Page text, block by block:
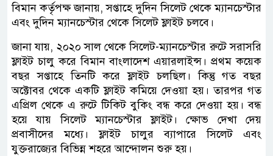
বিমান কর্তৃপক্ষ জানায়, সপ্তাহে দুদিন সিলেট থেকে ম্যানচেস্টার
এবং দুদিন ম্যানচেস্টার থেকে সিলেট ফ্লাইট চলবে।
জানা যায়, ২০২০ সাল থেকে সিলেট-ম্যানচেস্টার রুটে সরাসরি
ফ্লাইট চালু করে বিমান বাংলাদেশ এয়ারলাইন্স। প্রথম কয়েক
বছর সপ্তাহে তিনটি করে ফ্লাইট চলছিল। কিন্তু গত বছর
অক্টোবর থেকে একটি ফ্লাইট কমিয়ে দেওয়া হয়। তারপর গত
এপ্রিল থেকে এ রুটে টিকিট বুকিং বন্ধ করে দেওয়া হয়। বন্ধ
হয়ে যায় সিলেট ম্যানচেস্টার ফ্লাইট। ক্ষোভ দেখা দেয়
প্রবাসীদের মধ্যে। ফ্লাইট চালুর ব্যাপারে সিলেট এবং
যুক্তরাজ্যের বিভিন্ন শহরে আন্দোলন শুরু হয়।